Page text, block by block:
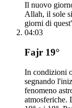
Il nuovo
Allah, il sole
giorni di
04:03
Fajr 19°
In condizioni
segnando
fenomeno
atmosferiche.